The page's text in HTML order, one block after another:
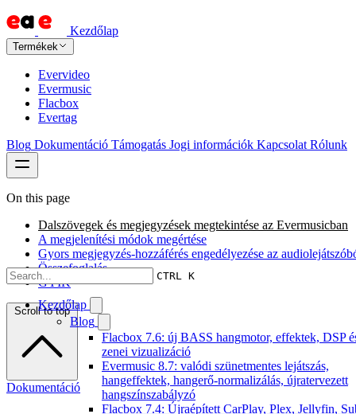
Kezdőlap
Termékek
Evervideo
Evermusic
Flacbox
Evertag
Blog Dokumentáció Támogatás Jogi információk Kapcsolat Rólunk
CTRL K
Kezdőlap
Blog
Flacbox 7.6: új BASS hangmotor, effektek, DSP
zenei vizualizáció
Evermusic 8.7: valódi szünetmentes lejátszás,
hangeffektek, hangerő-normalizálás, újratervezett
hangszínszabályzó
Flacbox 7.4: Újraépített CarPlay, Plex, Jellyfin,
On this page
Dalszövegek és megjegyzések megtekintése az Evermusicban
A megjelenítési módok megértése
Gyors megjegyzés-hozzáférés engedélyezése az
Összefoglalás
GYIK
Scroll to top
Dokumentáció